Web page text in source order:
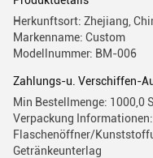
Herkunftsort: Zhejiang,
Markenname: Custom
Modellnummer: BM-006
Zahlungs-u. Verschiffen-
Min Bestellmenge: 1000,0
Verpackung
Flaschenöffner/
Getränkeunterlag